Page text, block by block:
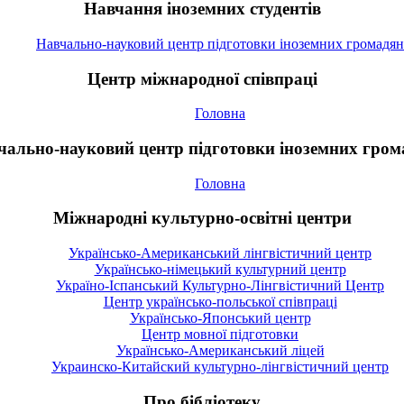
Навчання іноземних студентів
Навчально-науковий центр підготовки іноземних громадян
Центр міжнародної співпраці
Головна
науковий центр підготовки іноземних
Головна
Міжнародні культурно-освітні центри
Українсько-Американський лінгвістичний центр
Українсько-німецький культурний центр
Україно-Іспанський Культурно-Лінгвістичний Центр
Центр українсько-польської співпраці
Українсько-Японський центр
Центр мовної підготовки
Українсько-Американський ліцей
Украинско-Китайский культурно-лінгвістичний центр